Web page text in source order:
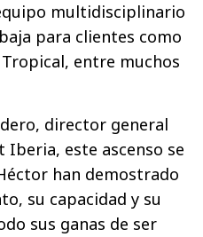
multidisciplinario
para clientes como
Tropical, entre muchos
director general
este ascenso se
han demostrado
su capacidad y su
sus ganas de ser